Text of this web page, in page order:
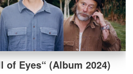
of Eyes“ (Album 2024)